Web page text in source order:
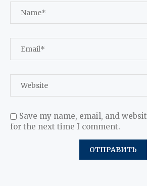
Save my name, email, and
for the next time I comment.